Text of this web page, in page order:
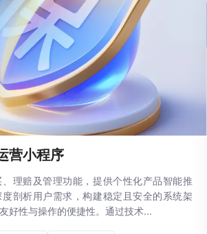
营小程序
理赔及管理功能，提供个性化产品智能推
剖析用户需求，构建稳定且安全的系统架
好性与操作的便捷性。通过技术...